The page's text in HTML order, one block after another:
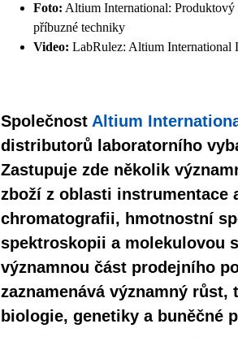
Foto: Altium International: Produktový
příbuzné techniky
Video: LabRulez: Altium
Společnost Altium
distributorů laboratorního
Zastupuje zde několik
zboží z oblasti instrumentace
chromatografii, hmotnostní
spektroskopii a molekulovou
významnou část prodejního
zaznamenává významný
biologie, genetiky a buněčné